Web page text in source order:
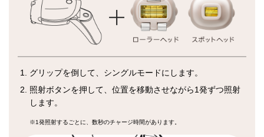
グリップを倒して、シングルモードにします。
照射ボタンを押して、位置を移動させながら1発ずつ照射
します。
※1発照射するごとに、数秒のチャージ時間があります。